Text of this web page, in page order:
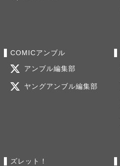
COMICアンブル
アンブル編集部
ヤングアンブル編集部
ズレット！